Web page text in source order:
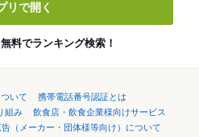
リで開く
料でランキング検索！
いて
携帯電話番号認証とは
組み
飲食店・飲食企業様向けサービス
告（メーカー・団体様等向け）について